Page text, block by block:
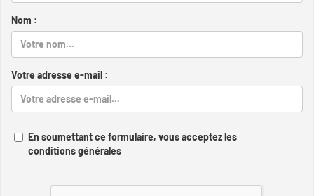
Nom :
Votre adresse e-mail :
En soumettant ce formulaire, vous acceptez les
conditions générales